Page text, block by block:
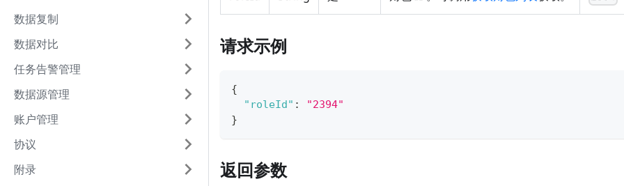
数据复制
数据对比
任务告警管理
数据源管理
账户管理
协议
附录
请求示例
{
"roleId" :
"2394"
}
返回参数